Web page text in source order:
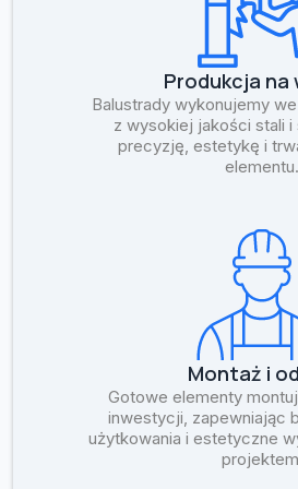
Produkcja na
Balustrady wykonujemy
z wysokiej jakości stali i
precyzję, estetykę i
elementu.
Montaż i
Gotowe elementy
inwestycji, zapewniając
użytkowania i estetyczne